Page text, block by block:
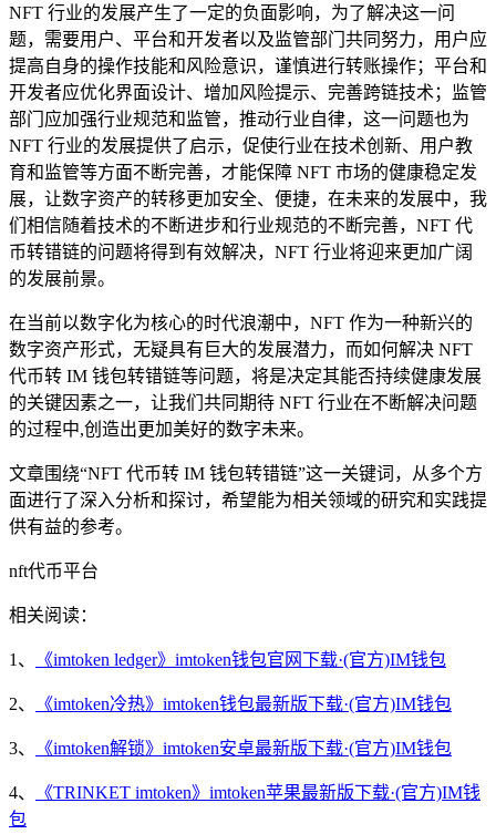
NFT 行业的发展产生了一定的负面影响，为了解决这一问
题，需要用户、平台和开发者以及监管部门共同努力，用户应
提高自身的操作技能和风险意识，谨慎进行转账操作；平台和
开发者应优化界面设计、增加风险提示、完善跨链技术；监管
部门应加强行业规范和监管，推动行业自律，这一问题也为
NFT 行业的发展提供了启示，促使行业在技术创新、用户教
育和监管等方面不断完善，才能保障 NFT 市场的健康稳定发
展，让数字资产的转移更加安全、便捷，在未来的发展中，我
们相信随着技术的不断进步和行业规范的不断完善，NFT 代
币转错链的问题将得到有效解决，NFT 行业将迎来更加广阔
的发展前景。
在当前以数字化为核心的时代浪潮中，NFT 作为一种新兴的
数字资产形式，无疑具有巨大的发展潜力，而如何解决 NFT
代币转 IM 钱包转错链等问题，将是决定其能否持续健康发展
的关键因素之一，让我们共同期待 NFT 行业在不断解决问题
的过程中,创造出更加美好的数字未来。
文章围绕“NFT 代币转 IM 钱包转错链”这一关键词，从多个方
面进行了深入分析和探讨，希望能为相关领域的研究和实践提
供有益的参考。
nft代币平台
相关阅读：
1、 《imtoken ledger》imtoken钱包官网下载·(官方)IM钱包
2、 《imtoken冷热》imtoken钱包最新版下载·(官方)IM钱包
3、 《imtoken解锁》imtoken安卓最新版下载·(官方)IM钱包
4、
《TRINKET imtoken》imtoken苹果最新版下载·(官方)IM钱
包